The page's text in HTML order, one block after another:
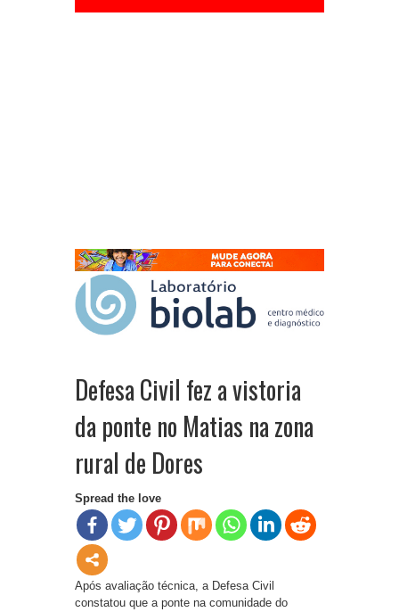
Defesa Civil fez a vistoria
da ponte no Matias na zona
rural de Dores
Spread the love
Após avaliação técnica, a Defesa Civil
constatou que a ponte na comunidade do